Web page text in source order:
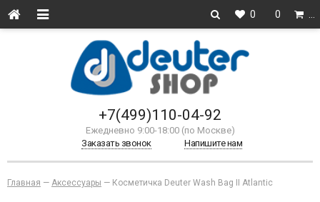
0 0
+7(499)110-04-92
Ежедневно 9:00-18:00 (по Москве)
Заказать звонок
Напишите нам
Главная — Аксессуары — Косметичка Deuter Wash Bag II Atlantic